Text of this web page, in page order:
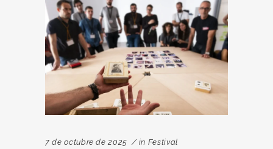
7 de octubre de 2025 in Festival